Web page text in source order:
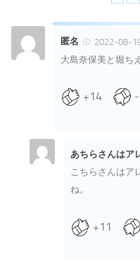
匿名
2022-08-
大島奈保美と堀ち
+14
あちらさんはア
こちらさんはア
ね。
+11